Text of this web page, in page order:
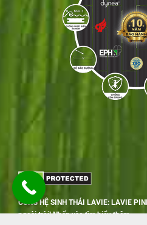
CÙNG HỆ SINH THÁI LAVIE: LAVIE
ngoài trời! Nhấn vào tìm hiểu thêm